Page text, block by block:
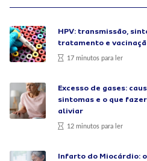
HPV: transmissão,
tratamento e
17 minutos para ler
Excesso de gases:
sintomas e o que
aliviar
12 minutos para ler
Infarto do Miocárdio: o